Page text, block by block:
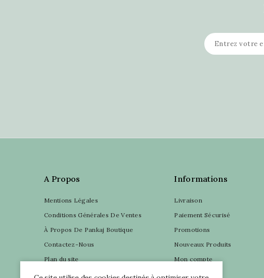
A Propos
Mentions Légales
Conditions Générales De Ventes
À Propos De Pankaj Boutique
Contactez-Nous
Plan du site
Informations
Livraison
Paiement Sécurisé
Promotions
Nouveaux Produits
Mon compte